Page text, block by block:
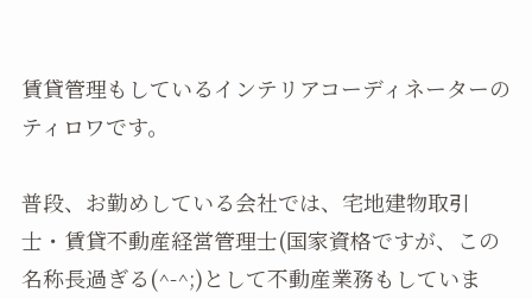
賃貸管理もしているインテリアコーディネーターの
ティロワです。
普段、お勤めしている会社では、宅地建物取引
士・賃貸不動産経営管理士(国家資格ですが、この
名称長過ぎる(^-^;)として不動産業務もしていま